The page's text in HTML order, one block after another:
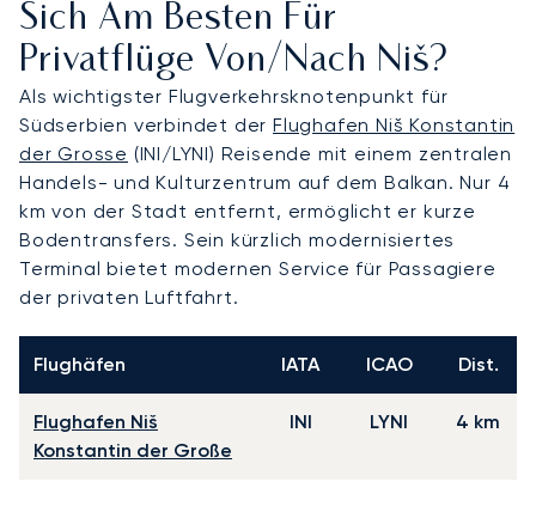
Sich Am Besten Für
Privatflüge Von/nach Niš?
Als wichtigster Flugverkehrsknotenpunkt für
Südserbien verbindet derFlughafen Niš Konstantin
der Grosse (INI/LYNI) Reisende mit einem zentralen
Handels- und Kulturzentrum auf dem Balkan. Nur 4
km von der Stadt entfernt, ermöglicht er kurze
Bodentransfers. Sein kürzlich modernisiertes
Terminal bietet modernen Service für Passagiere
der privaten Luftfahrt.
Flughäfen IATA ICAO Dist.
Flughafen Niš
Konstantin der Große
INI LYNI 4 km